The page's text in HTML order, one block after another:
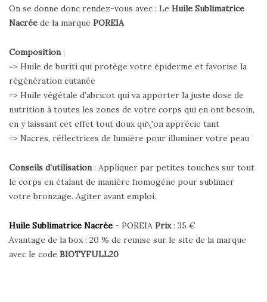
On se donne donc rendez-vous avec : Le Huile Sublimatrice
Nacrée de la marque POREIA
Composition:
=> Huile de buriti qui protège votre épiderme et favorise la
régénération cutanée
=> Huile végétale d’abricot qui va apporter la juste dose de
nutrition à toutes les zones de votre corps qui en ont besoin,
en y laissant cet effet tout doux qu\'on apprécie tant
=> Nacres, réflectrices de lumière pour illuminer votre peau
Conseils d’utilisation: Appliquer par petites touches sur tout
le corps en étalant de manière homogène pour sublimer
votre bronzage. Agiter avant emploi.
Huile Sublimatrice Nacrée - POREIA Prix: 35 €
Avantage de la box : 20 % de remise sur le site de la marque
avec le code BIOTYFULL20